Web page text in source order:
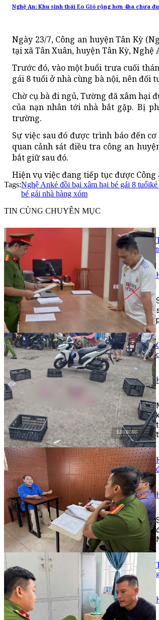
Nghệ An: Khu sinh thái Eo Gió rộng hơn 4ha chưa
Ngày 23/7, Công an huyện Tân Kỳ
tại xã Tân Xuân, huyện Tân Kỳ,
Trước đó, vào một buổi trưa cuối
gái 8 tuổi ở nhà cùng bà nội, nên đối
Chờ cụ bà đi ngủ, Tường đã xâm hại
của nạn nhân tới nhà bắt gặp. Bị
trường.
Sự việc sau đó được trình báo đến
quan cảnh sát điều tra công an
bắt giữ sau đó.
Hiện vụ việc đang tiếp tục được
Tags:Nghệ Ankẻ đồi bại xâm hại bé gái 8 tuổikẻ
bé gái nhà hàng xóm
TIN CÙNG CHUYÊN MỤC